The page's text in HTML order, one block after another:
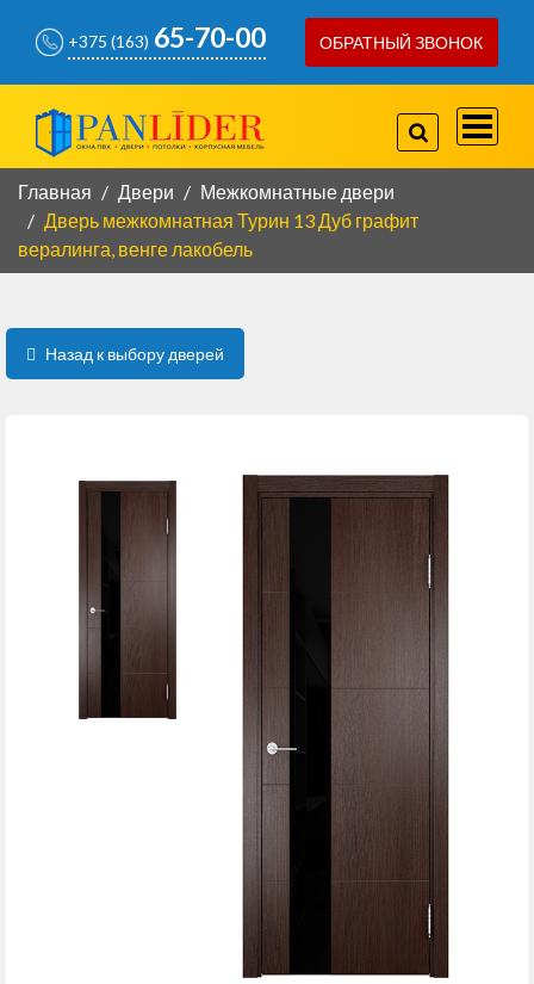
+375 (163) 65-70-00
+375(29) 778-80-66
ОБРАТНЫЙ ЗВОНОК
КОРПУСНАЯ МЕБЕЛЬ
Главная Двери
Межкомнатные двери
Дверь межкомнатная Турин 13 Дуб графит
вералинга, венге лакобель
Назад к выбору дверей